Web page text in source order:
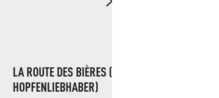
LA ROUTE DES BIÈRES (FÜR
HOPFENLIEBHABER)